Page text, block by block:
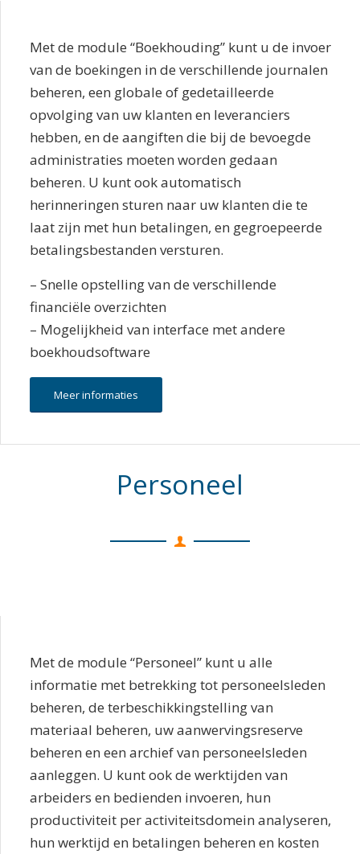
Met de module “Boekhouding” kunt u de invoer
van de boekingen in de verschillende journalen
beheren, een globale of gedetailleerde
opvolging van uw klanten en leveranciers
hebben, en de aangiften die bij de bevoegde
administraties moeten worden gedaan
beheren. U kunt ook automatisch
herinneringen sturen naar uw klanten die te
laat zijn met hun betalingen, en gegroepeerde
betalingsbestanden versturen.
– Snelle opstelling van de verschillende
financiële overzichten
– Mogelijkheid van interface met andere
boekhoudsoftware
Meer informaties
Personeel
Met de module “Personeel” kunt u alle
informatie met betrekking tot personeelsleden
beheren, de terbeschikkingstelling van
materiaal beheren, uw aanwervingsreserve
beheren en een archief van personeelsleden
aanleggen. U kunt ook de werktijden van
arbeiders en bedienden invoeren, hun
productiviteit per activiteitsdomein analyseren,
hun werktijd en betalingen beheren en kosten